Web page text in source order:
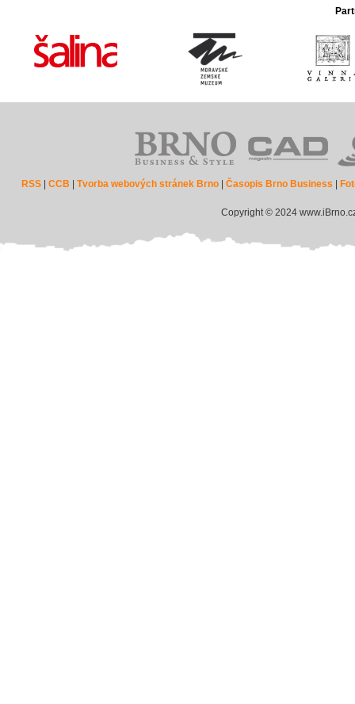
RSS |CCB |Tvorba webových stránek Brno |Časopis Brno Business
Copyright © 2024